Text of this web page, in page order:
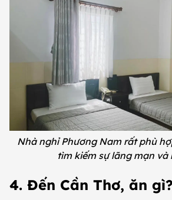
Nhà nghỉ Phương Nam rất phù
tìm kiếm sự lãng mạn và
4. Đến Cần Thơ, ăn gì?